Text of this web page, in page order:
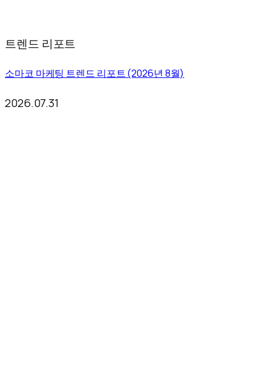
트렌드 리포트
소마코 마케팅 트렌드 리포트 (2026년 8월)
2026.07.31